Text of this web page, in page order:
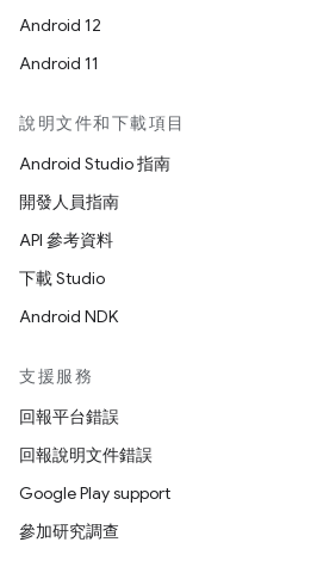
Android 12
Android 11
說明文件和下載項目
Android Studio 指南
開發人員指南
API 參考資料
下載 Studio
Android NDK
支援服務
回報平台錯誤
回報說明文件錯誤
Google Play support
參加研究調查